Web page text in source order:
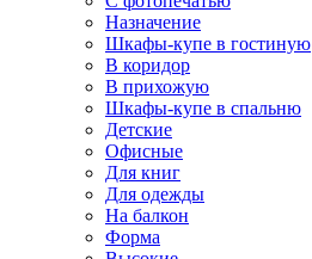
Назначение
Шкафы-купе в гостиную
В коридор
В прихожую
Шкафы-купе в спальню
Детские
Офисные
Для книг
Для одежды
На балкон
Форма